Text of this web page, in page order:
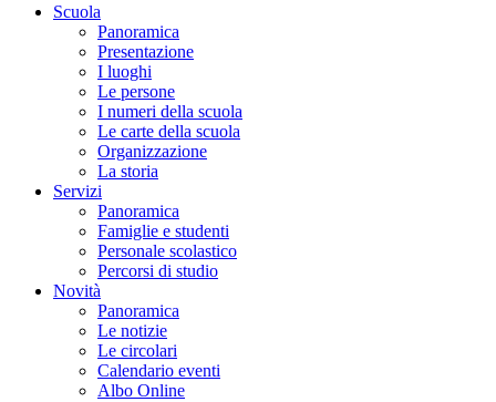
Scuola
Panoramica
Presentazione
I luoghi
Le persone
I numeri della scuola
Le carte della scuola
Organizzazione
La storia
Servizi
Panoramica
Famiglie e studenti
Personale scolastico
Percorsi di studio
Novità
Panoramica
Le notizie
Le circolari
Calendario eventi
Albo Online